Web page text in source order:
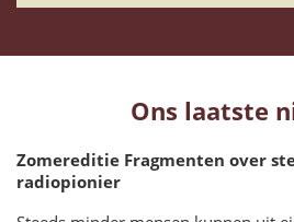
Ons laatste
Zomereditie Fragmenten over
radiopionier